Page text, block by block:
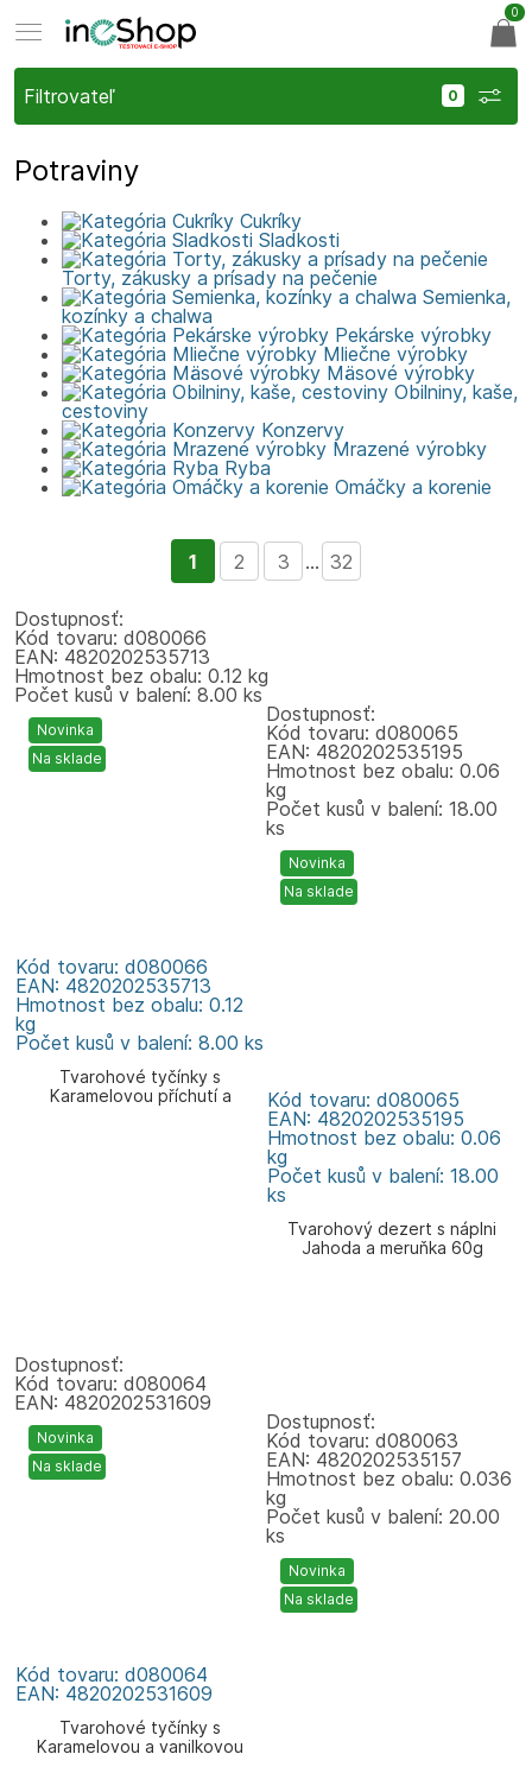
Filtrovateľ
Potraviny
Cukríky
Sladkosti
Torty, zákusky a prísady na pečenie
Semienka,
kozínky a chalwa
Pekárske výrobky
Mliečne výrobky
Mäsové výrobky
Obilniny, kaše,
cestoviny
Konzervy
Mrazené výrobky
Ryba
Omáčky a korenie
1 2 3 ... 32
Dostupnosť:
Kód tovaru: d080066
EAN: 4820202535713
Hmotnost bez obalu: 0.12 kg
Počet kusů v balení: 8.00 ks
Novinka
Na sklade
Kód tovaru: d080066
EAN: 4820202535713
Hmotnost bez obalu: 0.12
kg
Počet kusů v balení: 8.00 ks
Tvarohové tyčínky s
Karamelovou příchutí a
Dostupnosť:
Kód tovaru: d080065
EAN: 4820202535195
Hmotnost bez obalu: 0.06
kg
Počet kusů v balení: 18.00
ks
Novinka
Na sklade
Kód tovaru: d080065
EAN: 4820202535195
Hmotnost bez obalu: 0.06
kg
Počet kusů v balení: 18.00
ks
Tvarohový dezert s náplni
Jahoda a meruňka 60g
Dostupnosť:
Kód tovaru: d080064
EAN: 4820202531609
Novinka
Na sklade
Kód tovaru: d080064
EAN: 4820202531609
Tvarohové tyčínky s
Karamelovou a vanilkovou
Dostupnosť:
Kód tovaru: d080063
EAN: 4820202535157
Hmotnost bez obalu: 0.036
kg
Počet kusů v balení: 20.00
ks
Novinka
Na sklade
0